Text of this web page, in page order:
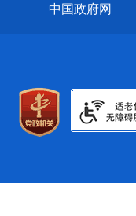
中国政府网